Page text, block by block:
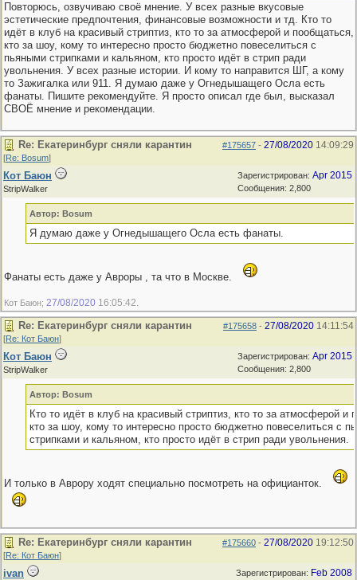
Повторюсь, озвучиваю своё мнение. У всех разные вкусовые
эстетические предпочтения, финансовые возможности и тд. Кто то
идёт в клуб на красивый стриптиз, кто то за атмосферой и пообщаться,
кто за шоу, кому то интересно просто бюджетно повеселиться с
пьяными стрипками и кальяном, кто просто идёт в стрип ради
увольнения. У всех разные истории. И кому то направится ШГ, а кому
то Зажигалка или 911. Я думаю даже у Огнедышащего Осла есть
фанаты. Пишите рекомендуйте. Я просто описал где был, высказал
СВОЁ мнение и рекомендации.
#175657 - 27/08/2020 14:09:29
Re: Екатеринбург сняли карантин
[Re: Bosum]
Зарегистрирован: Apr 2015
Сообщения: 2,800
Кот Баюн
StripWalker
Автор: Bosum
Я думаю даже у Огнедышащего Осла есть фанаты.
Фанаты есть даже у Авроры , та что в Москве.
Кот Баюн; 27/08/2020 16:05:42
#175658 - 27/08/2020 14:11:54
Re: Екатеринбург сняли карантин
[Re: Кот Баюн]
Зарегистрирован: Apr 2015
Сообщения: 2,800
Кот Баюн
StripWalker
Автор: Bosum
Кто то идёт в клуб на красивый стриптиз, кто то за атмосферой и
кто за шоу, кому то интересно просто бюджетно повеселиться с
стрипками и кальяном, кто просто идёт в стрип ради увольнения.
И только в Аврору ходят специально посмотреть на официанток.
#175660 - 27/08/2020 19:12:50
Re: Екатеринбург сняли карантин
[Re: Кот Баюн]
Зарегистрирован: Feb 2008
ivan